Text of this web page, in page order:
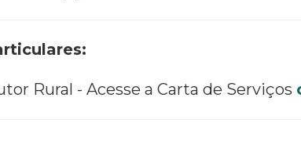
Rural - Acesse a Carta de Serviços